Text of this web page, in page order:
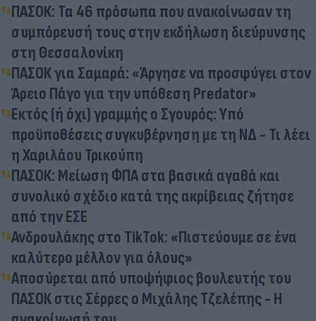
ΠΑΣΟΚ: Τα 46 πρόσωπα που ανακοίνωσαν τη
συμπόρευσή τους στην εκδήλωση διεύρυνσης
στη Θεσσαλονίκη
ΠΑΣΟΚ για Σαμαρά: «Άργησε να προσφύγει στον
Άρειο Πάγο για την υπόθεση Predator»
Εκτός (ή όχι) γραμμής ο Σγουρός: Υπό
προϋποθέσεις συγκυβέρνηση με τη ΝΔ - Τι λέει
η Χαριλάου Τρικούπη
ΠΑΣΟΚ: Μείωση ΦΠΑ στα βασικά αγαθά και
συνολικό σχέδιο κατά της ακρίβειας ζήτησε
από την ΕΣΕ
Ανδρουλάκης στο TikTok: «Πιστεύουμε σε ένα
καλύτερο μέλλον για όλους»
Αποσύρεται από υποψήφιος βουλευτής του
ΠΑΣΟΚ στις Σέρρες ο Μιχάλης Τζελέπης - Η